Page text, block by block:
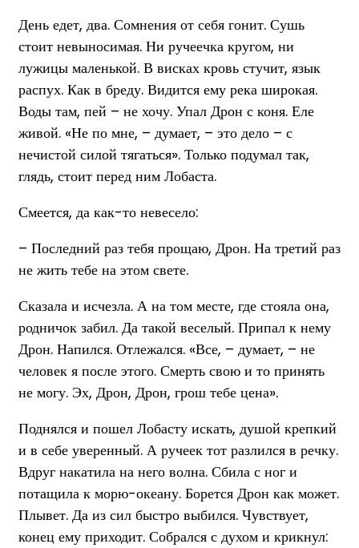
День едет, два. Сомнения от себя гонит. Сушь
стоит невыносимая. Ни ручеечка кругом, ни
лужицы маленькой. В висках кровь стучит, язык
распух. Как в бреду. Видится ему река широкая.
Воды там, пей – не хочу. Упал Дрон с коня. Еле
живой. «Не по мне, – думает, – это дело – с
нечистой силой тягаться». Только подумал так,
глядь, стоит перед ним Лобаста.
Смеется, да как-то невесело:
– Последний раз тебя прощаю, Дрон. На третий раз
не жить тебе на этом свете.
Сказала и исчезла. А на том месте, где стояла она,
родничок забил. Да такой веселый. Припал к нему
Дрон. Напился. Отлежался. «Все, – думает, – не
человек я после этого. Смерть свою и то принять
не могу. Эх, Дрон, Дрон, грош тебе цена».
Поднялся и пошел Лобасту искать, душой крепкий
и в себе уверенный. А ручеек тот разлился в речку.
Вдруг накатила на него волна. Сбила с ног и
потащила к морю-океану. Борется Дрон как может.
Плывет. Да из сил быстро выбился. Чувствует,
конец ему приходит. Собрался с духом и крикнул: